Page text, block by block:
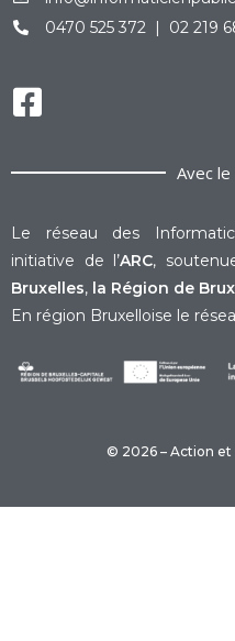
0470 525 372 | 02 219
Avec
Le réseau des
initiative de l’ARC,
Bruxelles, la Région de
En région Bruxelloise le
© 2026 – Action